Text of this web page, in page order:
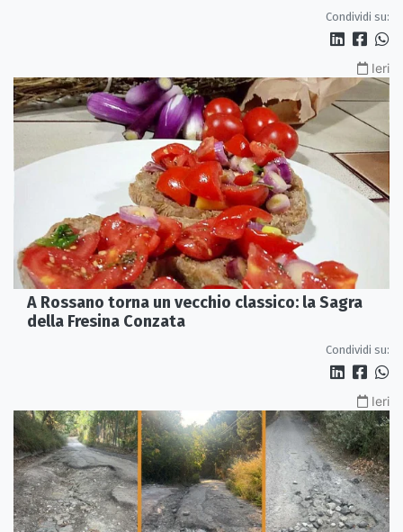
Condividi su:
Ieri
A Rossano torna un vecchio classico: la Sagra
della Fresina Conzata
Condividi su:
Ieri